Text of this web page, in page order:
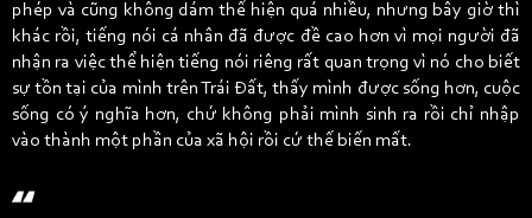
phép và cũng không dám thể hiện quá nhiều, nhưng bây giờ thì
khác rồi, tiếng nói cá nhân đã được đề cao hơn vì mọi người đã
nhận ra việc thể hiện tiếng nói riêng rất quan trọng vì nó cho biết
sự tồn tại của mình trên Trái Đất, thấy mình được sống hơn, cuộc
sống có ý nghĩa hơn, chứ không phải mình sinh ra rồi chỉ nhập
vào thành một phần của xã hội rồi cứ thế biến mất.